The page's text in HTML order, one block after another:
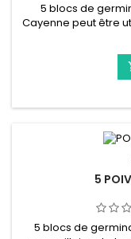
5 blocs de
Cayenne peut être
poissons,
l’échelle de
son utilisation. Les
cru ; les autres
5
5 blocs de